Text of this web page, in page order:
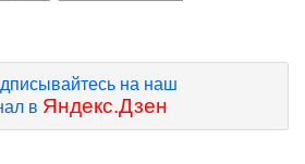
на наш
в Яндекс.Дзен